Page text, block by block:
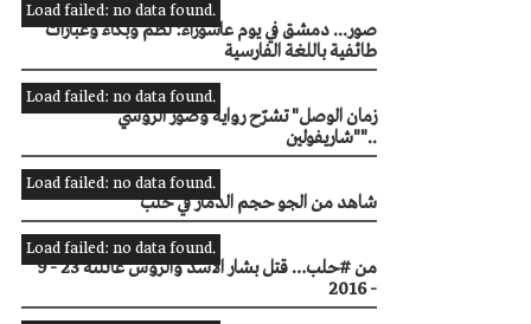
Load failed: no data found.
صور... دمشق في يوم عاشوراء: لطم وبكاء وعبارات
طائفية باللغة الفارسية
Load failed: no data found.
"زمان الوصل" تشرّح رواية وصور الروسي
"شاريفولين"..
Load failed: no data found.
شاهد من الجو حجم الدمار في حلب
Load failed: no data found.
من #حلب… قتل بشار الأسد والروس عائلته 23 - 9
- 2016